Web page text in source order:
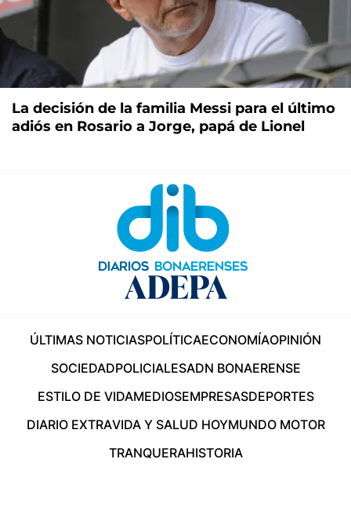
La decisión de la familia Messi para el último
adiós en Rosario a Jorge, papá de Lionel
ÚLTIMAS NOTICIASPOLÍTICAECONOMÍAOPINIÓN
SOCIEDADPOLICIALESADN BONAERENSE
ESTILO DE VIDAMEDIOSEMPRESASDEPORTES
DIARIO EXTRAVIDA Y SALUD HOYMUNDO MOTOR
TRANQUERAHISTORIA